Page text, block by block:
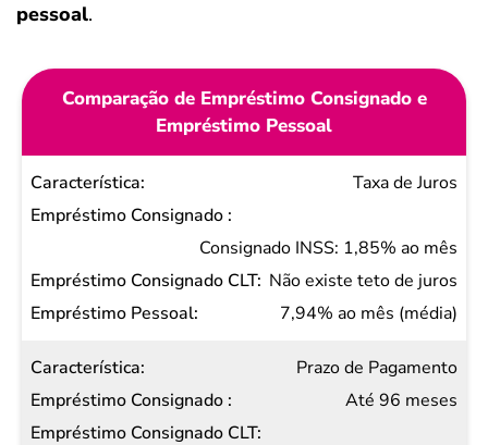
pessoal.
Comparação de Empréstimo Consignado e
Empréstimo Pessoal
Característica
Empréstimo
Empréstimo
Consignado
Empréstimo
Pessoal
Taxa de Juros
Consignado INSS: 1,85% ao mês
Não existe teto de juros
7,94% ao mês (média)
Prazo de Pagamento
Até 96 meses